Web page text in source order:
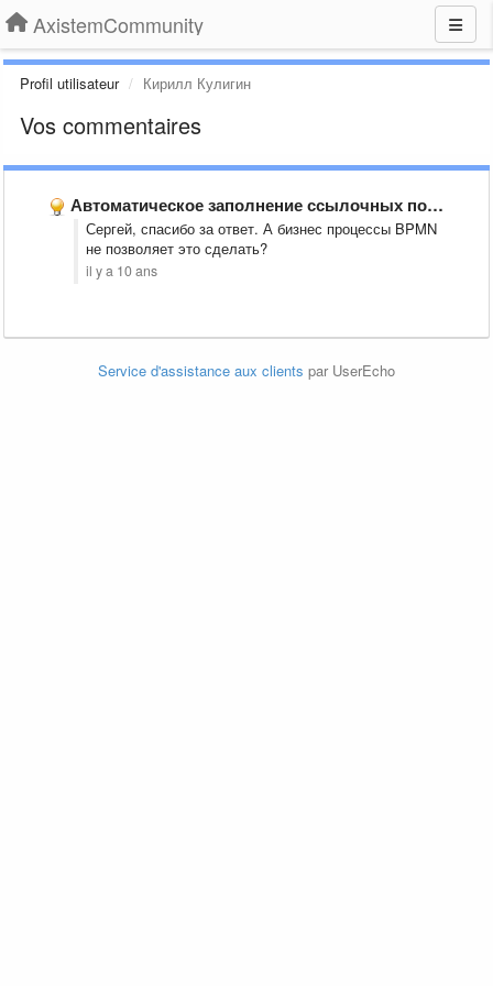
AxistemCommunity
Profil utilisateur Кирилл Кулигин
Vos commentaires
Автоматическое заполнение ссылочных полей
Сергей, спасибо за ответ. А бизнес процессы BPMN
не позволяет это сделать?
il y a 10 ans
Service d'assistance aux clients par UserEcho